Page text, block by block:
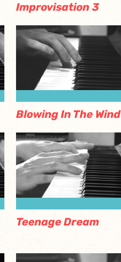
Improvisation 3
Blowing In The Wind
Teenage Dream